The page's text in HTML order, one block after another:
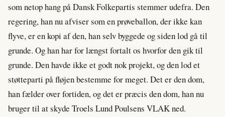
som netop hang på Dansk Folkepartis stemmer udefra. Den
regering, han nu afviser som en prøveballon, der ikke kan
flyve, er en kopi af den, han selv byggede og siden lod gå til
grunde. Og han har for længst fortalt os hvorfor den gik til
grunde. Den havde ikke et godt nok projekt, og den lod et
støtteparti på fløjen bestemme for meget. Det er den dom,
han fælder over fortiden, og det er præcis den dom, han nu
bruger til at skyde Troels Lund Poulsens VLAK ned.